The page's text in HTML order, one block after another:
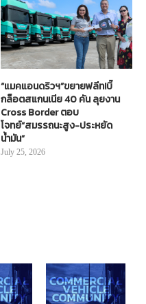
“แมคแอนดริวฯ”ขยายฟลีท!บิ๊
กล็อตสแกนเนีย 40 คัน ลุยงาน
Cross Border ตอบ
โจทย์“สมรรถนะสูง-ประหยัด
น้ำมัน”
July 25, 2026